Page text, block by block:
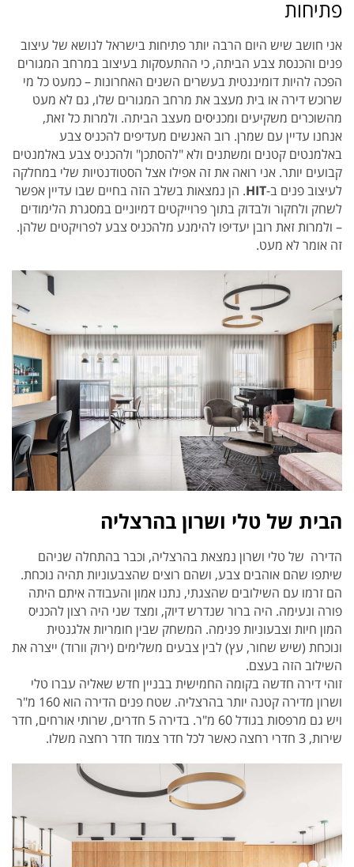
פתיחות
אני חושב שיש היום הרבה יותר פתיחות בישראל לנושא של עיצוב
פנים והכנסת צבע הביתה, כי ההתעסקות בעיצוב במרחב המגורים
הפכה להיות דומיננטית בעשרים השנים האחרונות – כמעט כל מי
שרוכש דירה או בית מעצב את מרחב המגורים שלו, גם לא מעט
מהשוכרים משקיעים ומכניסים מעצב הביתה. ולמרות כל זאת,
אנחנו עדיין עם שמרן. רוב האנשים מעדיפים להכניס צבע
באלמנטים קטנים ומשתנים ולא "להסתכן" ולהכניס צבע באלמנטים
קבועים יותר. אני רואה את זה אפילו אצל הסטודנטיות שלי במחלקה
לעיצוב פנים ב-HIT. הן נמצאות בשלב הזה בחיים שבו עדיין אפשר
לשחק ולחקור ולבדוק בתוך פרוייקטים דמיוניים במסגרת הלימודים
– ולמרות זאת רובן יעדיפו להימנע מלהכניס צבע לפרויקטים שלהן.
זה אומר לא מעט.
הבית של טלי ושרון בהרצליה
הדירה של טלי ושרון נמצאת בהרצליה, וכבר בהתחלה שניהם
שיתפו שהם אוהבים צבע, ושהם רוצים שהצבעוניות תהיה נוכחת.
הם זרמו עם השילובים שהצגתי, נתנו אמון והעבודה איתם היתה
פורה ונעימה. היה ברור שנדרש דיוק, ומצד שני היה רצון להכניס
המון חיות וצבעוניות פנימה. המשחק שבין חומריות אלגנטית
ונוכחת (שיש שחור, עץ) לבין צבעים משלימים (ירוק וורוד) ייצרה את
השילוב הזה בעצם.
זוהי דירה חדשה בקומה החמישית בבניין חדש שאליה עברו טלי
ושרון מדירה קטנה יותר בהרצליה. שטח פנים הדירה הוא 160 מ"ר
ויש גם מרפסות בגודל 60 מ"ר. בדירה 5 חדרים, שרותי אורחים, חדר
שירות, 3 חדרי רחצה כאשר לכל חדר צמוד חדר רחצה משלו.